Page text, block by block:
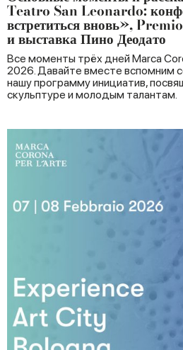
Teatro San Leonardo:
встретиться вновь»,
и выставка Пино Деодато
Все моменты трёх дней Marca
2026. Давайте вместе вспомним
нашу программу инициатив,
скульптуре и молодым талантам.